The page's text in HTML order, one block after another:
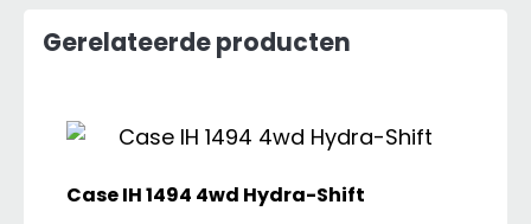
Gerelateerde producten
Case IH 1494 4wd Hydra-Shift